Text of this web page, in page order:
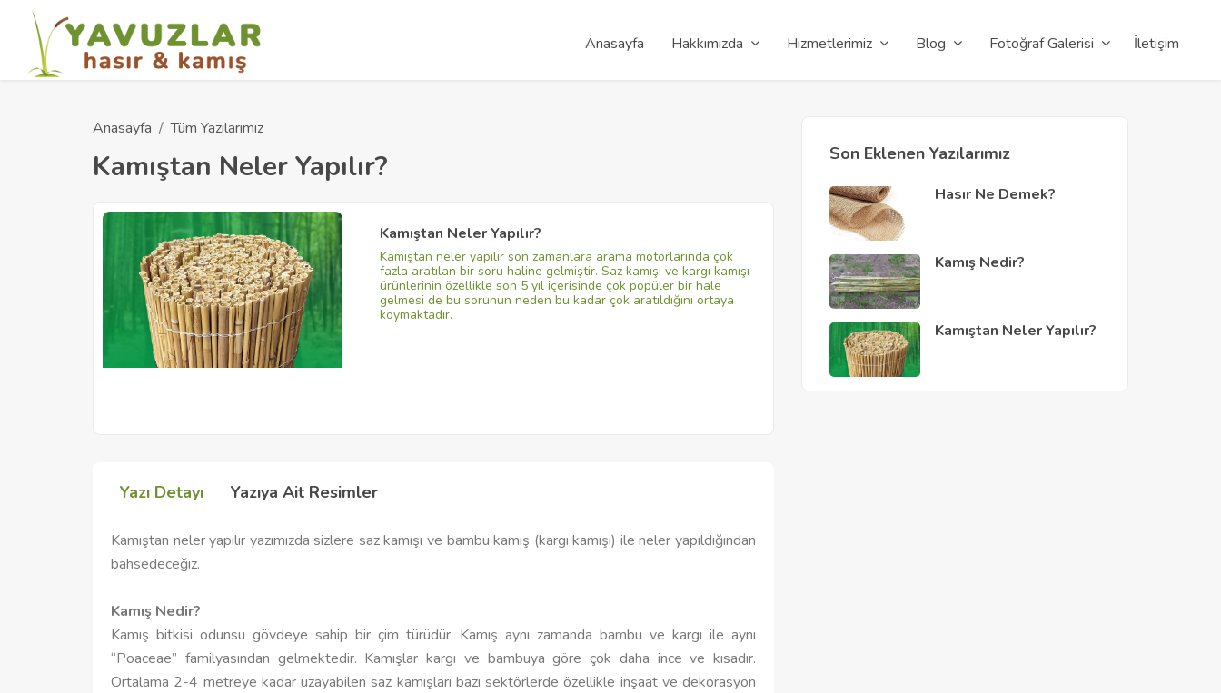
Anasayfa Hakkımızda Hizmetlerimiz Blog Fotoğraf Galerisi İletişim
Anasayfa Tüm Yazılarımız
Kamıştan Neler Yapılır?
Kamıştan Neler Yapılır?
Kamıştan neler yapılır son zamanlara arama motorlarında çok
fazla aratılan bir soru haline gelmiştir. Saz kamışı ve kargı kamışı
ürünlerinin özellikle son 5 yıl içerisinde çok popüler bir hale
gelmesi de bu sorunun neden bu kadar çok aratıldığını ortaya
koymaktadır.
Yazı Detayı Yazıya Ait Resimler
Kamıştan neler yapılır yazımızda sizlere saz kamışı ve bambu kamış (kargı kamışı) ile neler yapıldığından
bahsedeceğiz.
Kamış Nedir?
Kamış bitkisi odunsu gövdeye sahip bir çim türüdür. Kamış aynı zamanda bambu ve kargı ile aynı
“Poaceae” familyasından gelmektedir. Kamışlar kargı ve bambuya göre çok daha ince ve kısadır.
Ortalama 2-4 metreye kadar uzayabilen saz kamışları bazı sektörlerde özellikle inşaat ve dekorasyon
Son Eklenen Yazılarımız
Hasır Ne Demek?
Kamış Nedir?
Kamıştan Neler Yapılır?